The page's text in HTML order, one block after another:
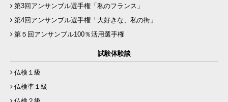
第3回アンサンブル選手権「私のフランス」
第4回アンサンブル選手権「大好きな、私の街」
第５回アンサンブル100％活用選手権
試験体験談
仏検１級
仏検準１級